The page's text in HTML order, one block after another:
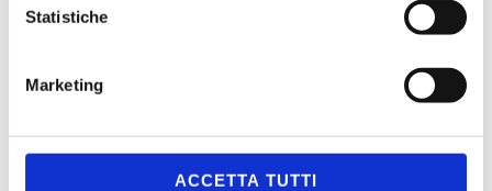
Statistiche
Marketing
ACCETTA TUTTI
Csac
Lascia un commento